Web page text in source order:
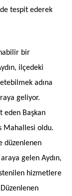
tespit ederek
bir
ilçedeki
adına
geliyor.
eden Başkan
Mahallesi oldu.
düzenlenen
gelen Aydın,
hizmetlere